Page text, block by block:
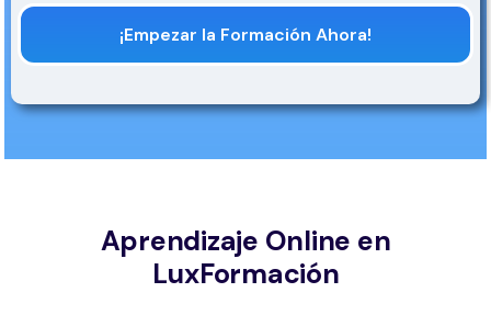
¡Empezar la Formación Ahora!
Aprendizaje Online en
LuxFormación